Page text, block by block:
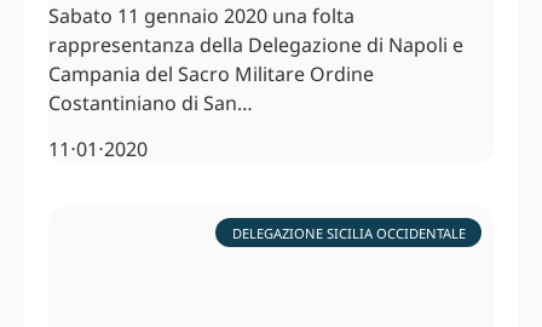
Sabato 11 gennaio 2020 una folta
rappresentanza della Delegazione di Napoli e
Campania del Sacro Militare Ordine
Costantiniano di San…
11⋅01⋅2020
DELEGAZIONE SICILIA OCCIDENTALE